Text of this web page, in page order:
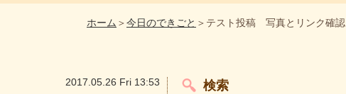
ホーム ＞今日のできごと ＞テスト投稿 写真とリンク確認
2017.05.26 Fri 13:53 検索